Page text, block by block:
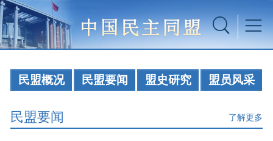
民盟概况 民盟要闻 盟史研究 盟员风采
民盟要闻 了解更多